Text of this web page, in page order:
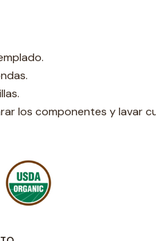
los componentes y lavar